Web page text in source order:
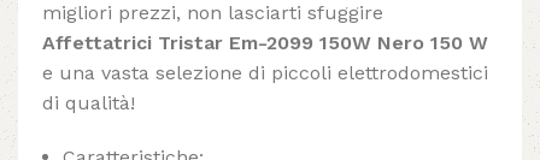
migliori prezzi, non lasciarti sfuggire
Affettatrici Tristar Em-2099 150W Nero 150 W
e una vasta selezione di piccoli elettrodomestici
di qualità!